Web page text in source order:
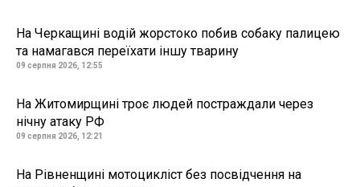
На Черкащині водій жорстоко побив собаку палицею
та намагався переїхати іншу тварину
09 серпня 2026, 12:55
На Житомирщині троє людей постраждали через
нічну атаку РФ
09 серпня 2026, 12:21
На Рівненщині мотоцикліст без посвідчення на